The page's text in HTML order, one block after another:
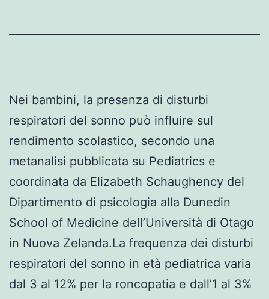
Nei bambini, la presenza di disturbi
respiratori del sonno può influire sul
rendimento scolastico, secondo una
metanalisi pubblicata su Pediatrics e
coordinata da Elizabeth Schaughency del
Dipartimento di psicologia alla Dunedin
School of Medicine dell’Università di Otago
in Nuova Zelanda.La frequenza dei disturbi
respiratori del sonno in età pediatrica varia
dal 3 al 12% per la roncopatia e dall’1 al 3%